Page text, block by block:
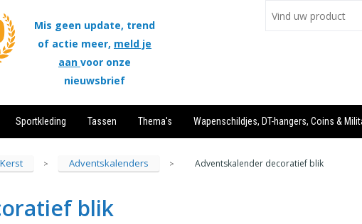
Mis geen update, trend
of actie meer, meld je
aan voor onze
nieuwsbrief
Sportkleding Tassen Thema's Wapenschildjes, DT-hangers, Coins &
Kerst > Adventskalenders > Adventskalender decoratief blik
blik